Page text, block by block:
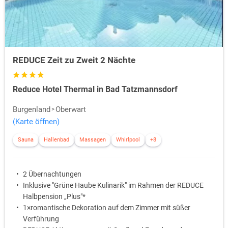
REDUCE Zeit zu Zweit 2 Nächte
Reduce Hotel Thermal in Bad Tatzmannsdorf
Burgenland
Oberwart
(Karte öffnen)
Sauna Hallenbad Massagen Whirlpool +8
2 Übernachtungen
Inklusive "Grüne Haube Kulinarik" im Rahmen der REDUCE
Halbpension „Plus"*
1×romantische Dekoration auf dem Zimmer mit süßer
Verführung